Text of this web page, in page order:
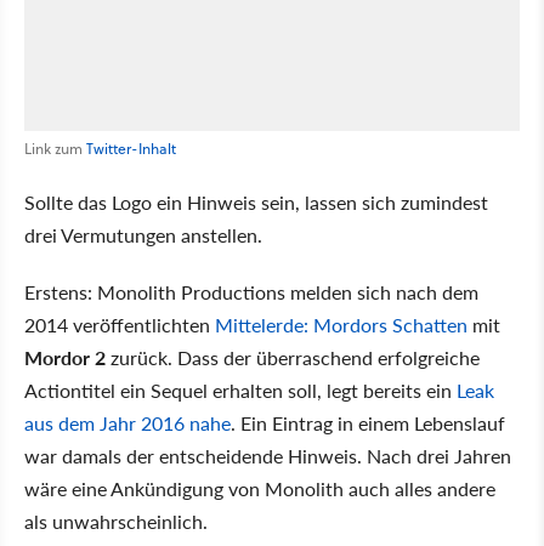
Link zum Twitter-Inhalt
Sollte das Logo ein Hinweis sein, lassen sich zumindest
drei Vermutungen anstellen.
Erstens: Monolith Productions melden sich nach dem
2014 veröffentlichten Mittelerde: Mordors Schatten mit
Mordor 2zurück. Dass der überraschend erfolgreiche
Actiontitel ein Sequel erhalten soll, legt bereits ein Leak
aus dem Jahr 2016 nahe. Ein Eintrag in einem Lebenslauf
war damals der entscheidende Hinweis. Nach drei Jahren
wäre eine Ankündigung von Monolith auch alles andere
als unwahrscheinlich.